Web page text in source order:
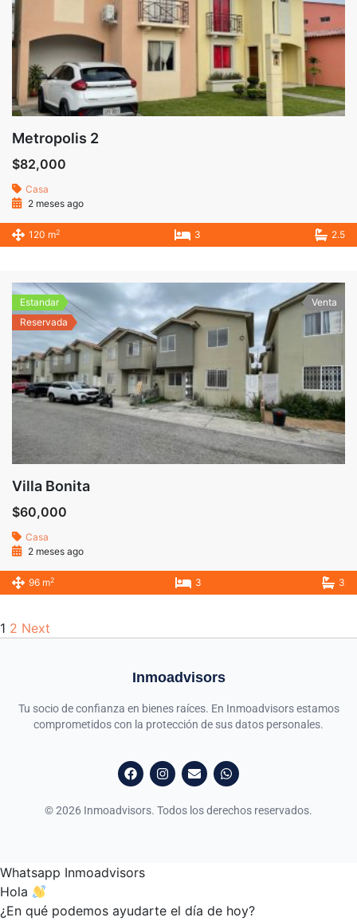
Metropolis 2
$82,000
Casa
2 meses ago
120 m2 3 2.5
Estandar
Reservada
Venta
Villa Bonita
$60,000
Casa
2 meses ago
96 m2 3 3
1 2 Next
Inmoadvisors
Tu socio de confianza en bienes raíces. En Inmoadvisors estamos
comprometidos con la protección de sus datos personales.
© 2026 Inmoadvisors. Todos los derechos reservados.
Whatsapp Inmoadvisors
Hola
¿En qué podemos ayudarte el día de hoy?